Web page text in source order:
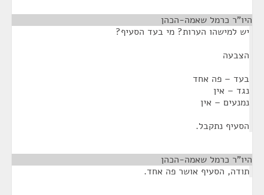
היו"ר כרמל שאמה-הכהן
יש למישהו הערות? מי בעד הסעיף?
הצבעה
בעד – פה אחד
נגד – אין
נמנעים – אין
הסעיף נתקבל.
היו"ר כרמל שאמה-הכהן
תודה, הסעיף אושר פה אחד.